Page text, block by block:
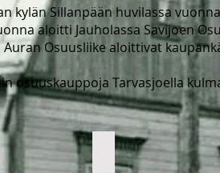
kylän Sillanpään huvilassa
aloitti Jauholassa Savijoen
Osuusliike aloittivat
osuuskauppoja Tarvasjoella
Kuukkalan
kauppa